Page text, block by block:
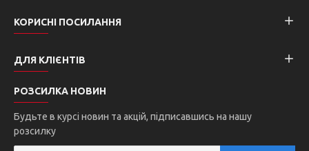
КОРИСНІ ПОСИЛАННЯ
ДЛЯ КЛІЄНТІВ
РОЗСИЛКА НОВИН
Будьте в курсі новин та акцій, підписавшись на нашу
розсилку